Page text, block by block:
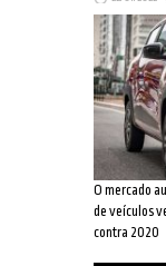
O mercado
de veículos
contra 2020